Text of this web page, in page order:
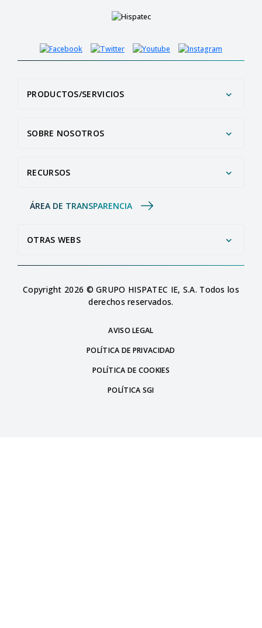
PRODUCTOS/SERVICIOS
SOBRE NOSOTROS
RECURSOS
ÁREA DE TRANSPARENCIA
OTRAS WEBS
Copyright 2026 © GRUPO HISPATEC IE, S.A. Todos los
derechos reservados.
AVISO LEGAL
POLÍTICA DE PRIVACIDAD
POLÍTICA DE COOKIES
POLÍTICA SGI